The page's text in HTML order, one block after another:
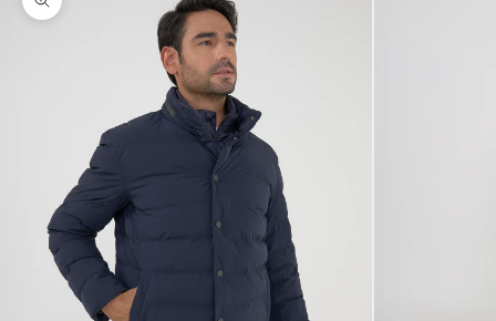
Zoom picture